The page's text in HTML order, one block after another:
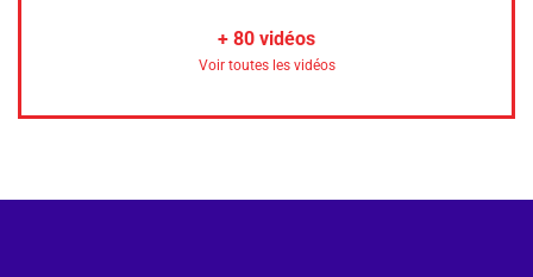
+ 80 vidéos
Voir toutes les vidéos